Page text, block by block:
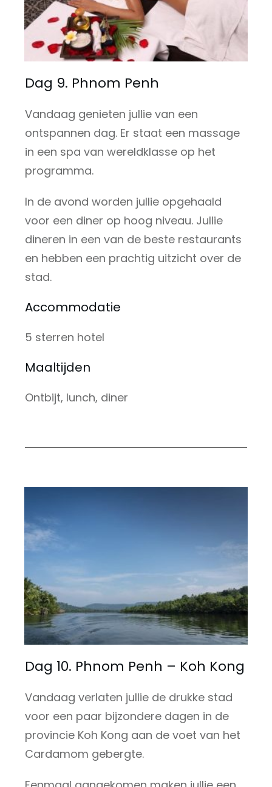
Dag 9. Phnom Penh
Vandaag genieten jullie van een
ontspannen dag. Er staat een massage
in een spa van wereldklasse op het
programma.
In de avond worden jullie opgehaald
voor een diner op hoog niveau. Jullie
dineren in een van de beste restaurants
en hebben een prachtig uitzicht over de
stad.
Accommodatie
5 sterren hotel
Maaltijden
Ontbijt, lunch, diner
Dag 10. Phnom Penh – Koh Kong
Vandaag verlaten jullie de drukke stad
voor een paar bijzondere dagen in de
provincie Koh Kong aan de voet van het
Cardamom gebergte.